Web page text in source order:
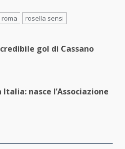
roma rosella sensi
gol di Cassano
nasce l’Associazione